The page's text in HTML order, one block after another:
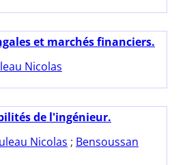
et marchés financiers.
Nicolas
de l'ingénieur.
Nicolas ; Bensoussan